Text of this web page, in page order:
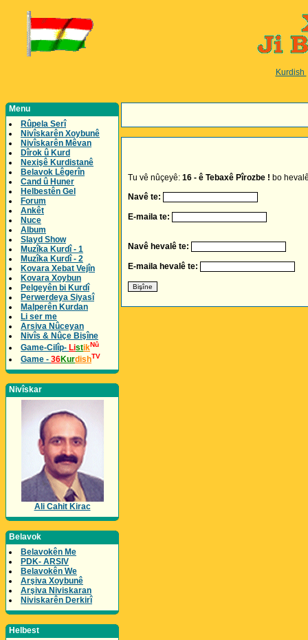
Kurdish
Menu
Rûpela Serî
Nivîskarên Xoybunê
Nivîskarên Mêvan
Dîrok û Kurd
Nexişê Kurdistanê
Belavok Lêgerîn
Cand û Huner
Helbestên Gel
Forum
Ankêt
Nuce
Album
Slayd Show
Muzîka Kurdî - 1
Muzîka Kurdî - 2
Kovara Xebat Vejîn
Kovara Xoybun
Pelgeyên bi Kurdî
Perwerdeya Siyasî
Malperên Kurdan
Li ser me
Arsiva Nûceyan
Nivîs & Nûçe Bişîne
Game-Cilîp- ListikNû
Game - 36KurdishTV
Nivîskar
Ali Cahit Kirac
Belavok
Belavokên Me
PDK- ARSIV
Belavokên We
Arşiva Xoybunê
Arşiva Niviskaran
Niviskarên Derkirî
Helbest
Tu vê nûçeyê: 16 - ê Tebaxê Pîrozbe ! bo
Navê te:
E-maila te:
Navê hevalê te:
E-maila hevalê te: